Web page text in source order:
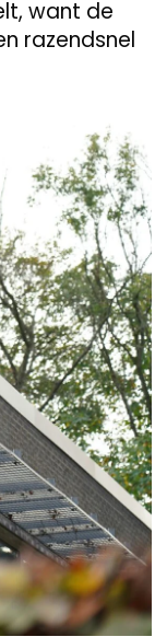
want de
razendsnel